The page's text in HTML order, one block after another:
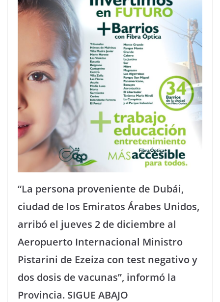
“La persona proveniente de Dubái,
ciudad de los Emiratos Árabes Unidos,
arribó el jueves 2 de diciembre al
Aeropuerto Internacional Ministro
Pistarini de Ezeiza con test negativo y
dos dosis de vacunas”, informó la
Provincia. SIGUE ABAJO